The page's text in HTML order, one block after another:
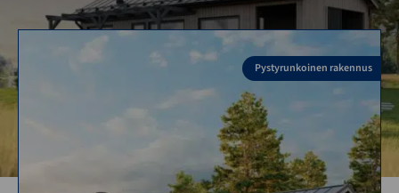
Pystyrunkoinen rakennus